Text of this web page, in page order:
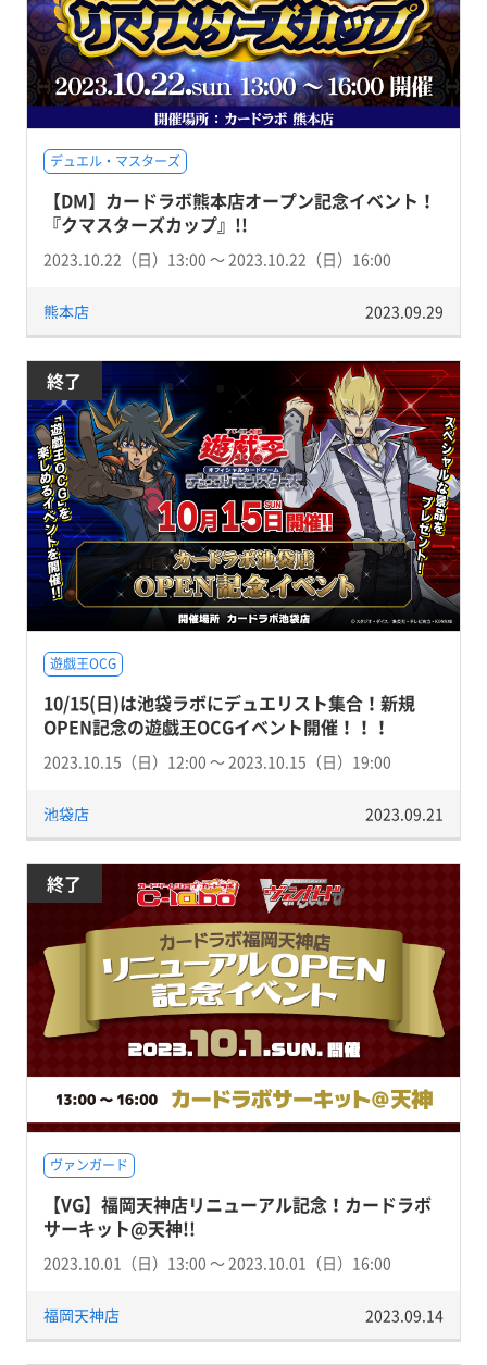
デュエル・マスターズ
【DM】カードラボ熊本店オープン記念イベント！
『クマスターズカップ』!!
2023.10.22（日）13:00 〜 2023.10.22（日）16:00
熊本店 2023.09.29
終了
遊戯王OCG
10/15(日)は池袋ラボにデュエリスト集合！新規
OPEN記念の遊戯王OCGイベント開催！！！
2023.10.15（日）12:00 〜 2023.10.15（日）19:00
池袋店 2023.09.21
終了
ヴァンガード
【VG】福岡天神店リニューアル記念！カードラボ
サーキット@天神!!
2023.10.01（日）13:00 〜 2023.10.01（日）16:00
福岡天神店 2023.09.14